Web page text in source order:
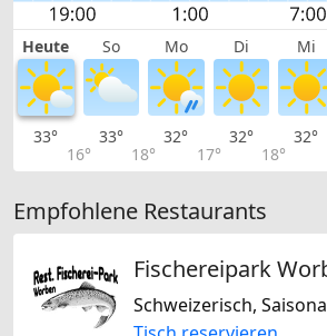
Heute So Mo Di Mi
33°
16°
33°
18°
32°
17°
32°
18°
32°
Empfohlene Restaurants